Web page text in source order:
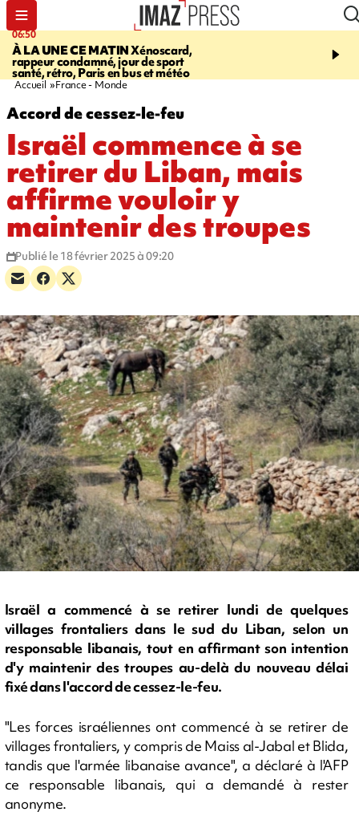
06:50
À LA UNE CE MATINXénoscard,
rappeur condamné, jour de sport
santé, rétro, Paris en bus et météo
08:53
Jour de
2026 - bouger,
Accueil France - Monde
Accord de cessez-le-feu
Israël commence à se
retirer du Liban, mais
affirme vouloir y
maintenir des troupes
Publié le 18 février 2025 à 09:20
Israël a commencé à se retirer lundi de quelques
villages frontaliers dans le sud du Liban, selon un
responsable libanais, tout en affirmant son intention
d'y maintenir des troupes au-delà du nouveau délai
fixé dans l'accord de cessez-le-feu.
"Les forces israéliennes ont commencé à se retirer de
villages frontaliers, y compris de Maiss al-Jabal et Blida,
tandis que l'armée libanaise avance", a déclaré à l'AFP
ce responsable libanais, qui a demandé à rester
anonyme.